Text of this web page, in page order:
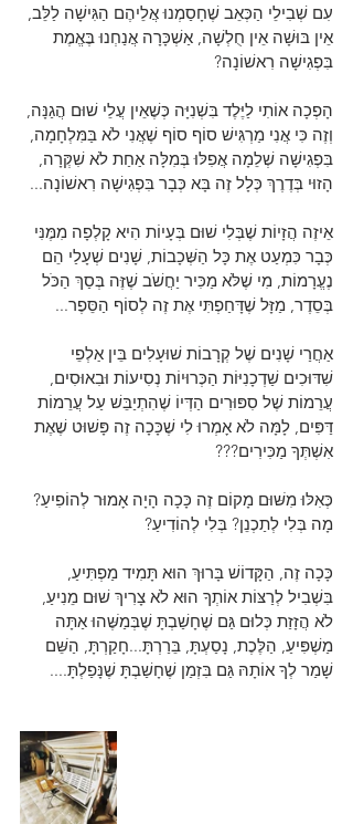
עִם שְׁבִילֵי הַכְּאֵב שֶׁחָסַמְנוּ אֲלֵיהֶם הַגִּישָׁה לַלֵּב,
אֵין בּוּשָׁה אֵין חֻלְשָׁה, אַשְׁכָּרָה אֲנַחְנוּ בֶּאֱמֶת
בִּפְגִישָׁה רִאשׁוֹנָה?
הָפְכָה אוֹתִי לַיֶּלֶד בִּשְׁנִיָּה כְּשֶׁאֵין עֲלֵי שׁוּם הֲגַנָּה,
וְזֶה כִּי אֲנִי מַרְגִּישׁ סוֹף סוֹף שֶׁאֲנִי לֹא בַּמִּלְחָמָה,
בִּפְגִישָׁה שְׁלֵמָה אֲפִלּוּ בְּמִלָּה אַחַת לֹא שִׁקְּרָה,
הָזוּי בְּדֶרֶךְ כְּלָל זֶה בָּא כְּבָר בִּפְגִישָׁה רִאשׁוֹנָה...
אֵיזֶה הֲזָיוֹת שֶׁבְּלִי שׁוּם בְּעָיוֹת הִיא קָלְפָה מִמֶּנִּי
כְּבָר כִּמְעַט אֶת כָּל הַשְּׁכָבוֹת, שָׁנִים שְׁעָלַי הֵם
נֶעֱרָמוֹת, מִי שֶׁלֹּא מַכִּיר יַחֲשֹׁב שֶׁזֶּה בְּסַךְ הַכֹּל
בְּסֵדֶר, מַזָּל שֶׁדָּחַפְתִּי אֶת זֶה לְסוֹף הַסֵּפֶר...
אַחֲרַי שָׁנִים שֶׁל קְרָבוֹת שׁוּעָלִים בֵּין אַלְפֵי
שִׁדּוּכִים שַׁדְכָנִיּוֹת הַכְּרוּיוֹת נְסִיעוֹת וּבִאוּסִים,
עֲרֵמוֹת שֶׁל סִפּוּרִים הַדְּיוֹ שֶׁהִתְיַבֵּשׁ עַל עֲרֵמוֹת
דַּפִּים, לָמָּה לֹא אָמְרוּ לִי שֶׁכָּכָה זֶה פָּשׁוּט שֶׁאֶת
אִשְׁתְּךָ מַכִּירִים???
כְּאִלּוּ מִשּׁוּם מָקוֹם זֶה כָּכָה הָיָה אָמוּר לְהוֹפִיעַ?
מָה בְּלִי לְתַכְנֵן? בְּלִי לְהוֹדִיעַ?
כָּכָה זֶה, הַקָּדוֹשׁ בָּרוּךְ הוּא תָּמִיד מַפְתִּיעַ,
בִּשְׁבִיל לְרַצּוֹת אוֹתְךָ הוּא לֹא צָרִיךְ שׁוּם מֵנִיעַ,
לֹא הֲזָזַת כְּלוּם גַּם שֶׁחָשַׁבְתָּ שֶׁבְּמַשֶּׁהוּ אַתָּה
מַשְׁפִּיעַ, הַלֶּכֶת, נָסַעְתָּ, בֵּרַרְתָּ...חָקַרְתָּ, הַשֵּׁם
שָׁמַר לְךָ אוֹתָהּ גַּם בִּזְמַן שֶׁחָשַׁבְתָּ שֶׁנָּפַלְתָּ....